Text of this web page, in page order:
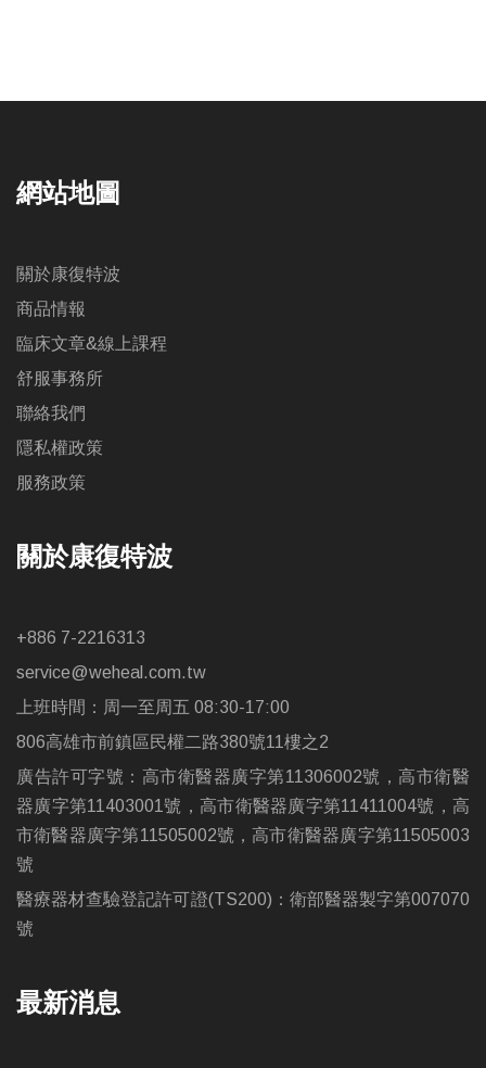
網站地圖
關於康復特波
商品情報
臨床文章&線上課程
舒服事務所
聯絡我們
隱私權政策
服務政策
關於康復特波
+886 7-2216313
service@weheal.com.tw
上班時間：周一至周五 08:30-17:00
806高雄市前鎮區民權二路380號11樓之2
廣告許可字號：高市衛醫器廣字第11306002號，高市衛醫
器廣字第11403001號，高市衛醫器廣字第11411004號，高
市衛醫器廣字第11505002號，高市衛醫器廣字第11505003
號
醫療器材查驗登記許可證(TS200)：衛部醫器製字第007070
號
最新消息